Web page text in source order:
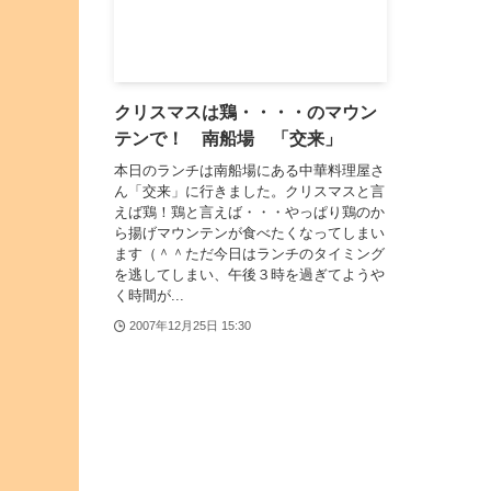
クリスマスは鶏・・・・のマウン
テンで！ 南船場 「交来」
本日のランチは南船場にある中華料理屋さ
ん「交来」に行きました。クリスマスと言
えば鶏！鶏と言えば・・・やっぱり鶏のか
ら揚げマウンテンが食べたくなってしまい
ます（＾＾ただ今日はランチのタイミング
を逃してしまい、午後３時を過ぎてようや
く時間が...
2007年12月25日 15:30